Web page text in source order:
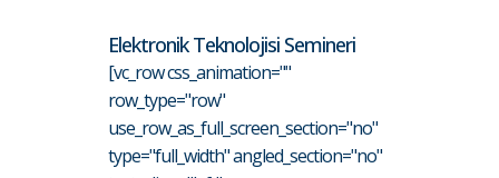
Elektronik Teknolojisi Semineri
[vc_row css_animation=""
row_type="row"
use_row_as_full_screen_section="no"
type="full_width" angled_section="no"